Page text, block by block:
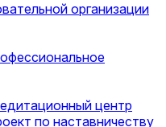
организации
центр
по наставничеству